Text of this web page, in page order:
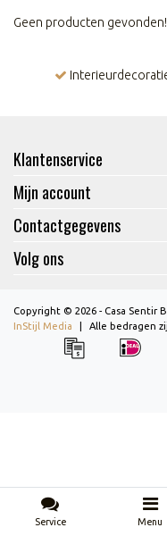
Geen producten
Klantenservice
Mijn account
Contactgegevens
Volg ons
Copyright © 2026 - Casa Sentir
InStijl Media
Alle bedragen
Service Menu